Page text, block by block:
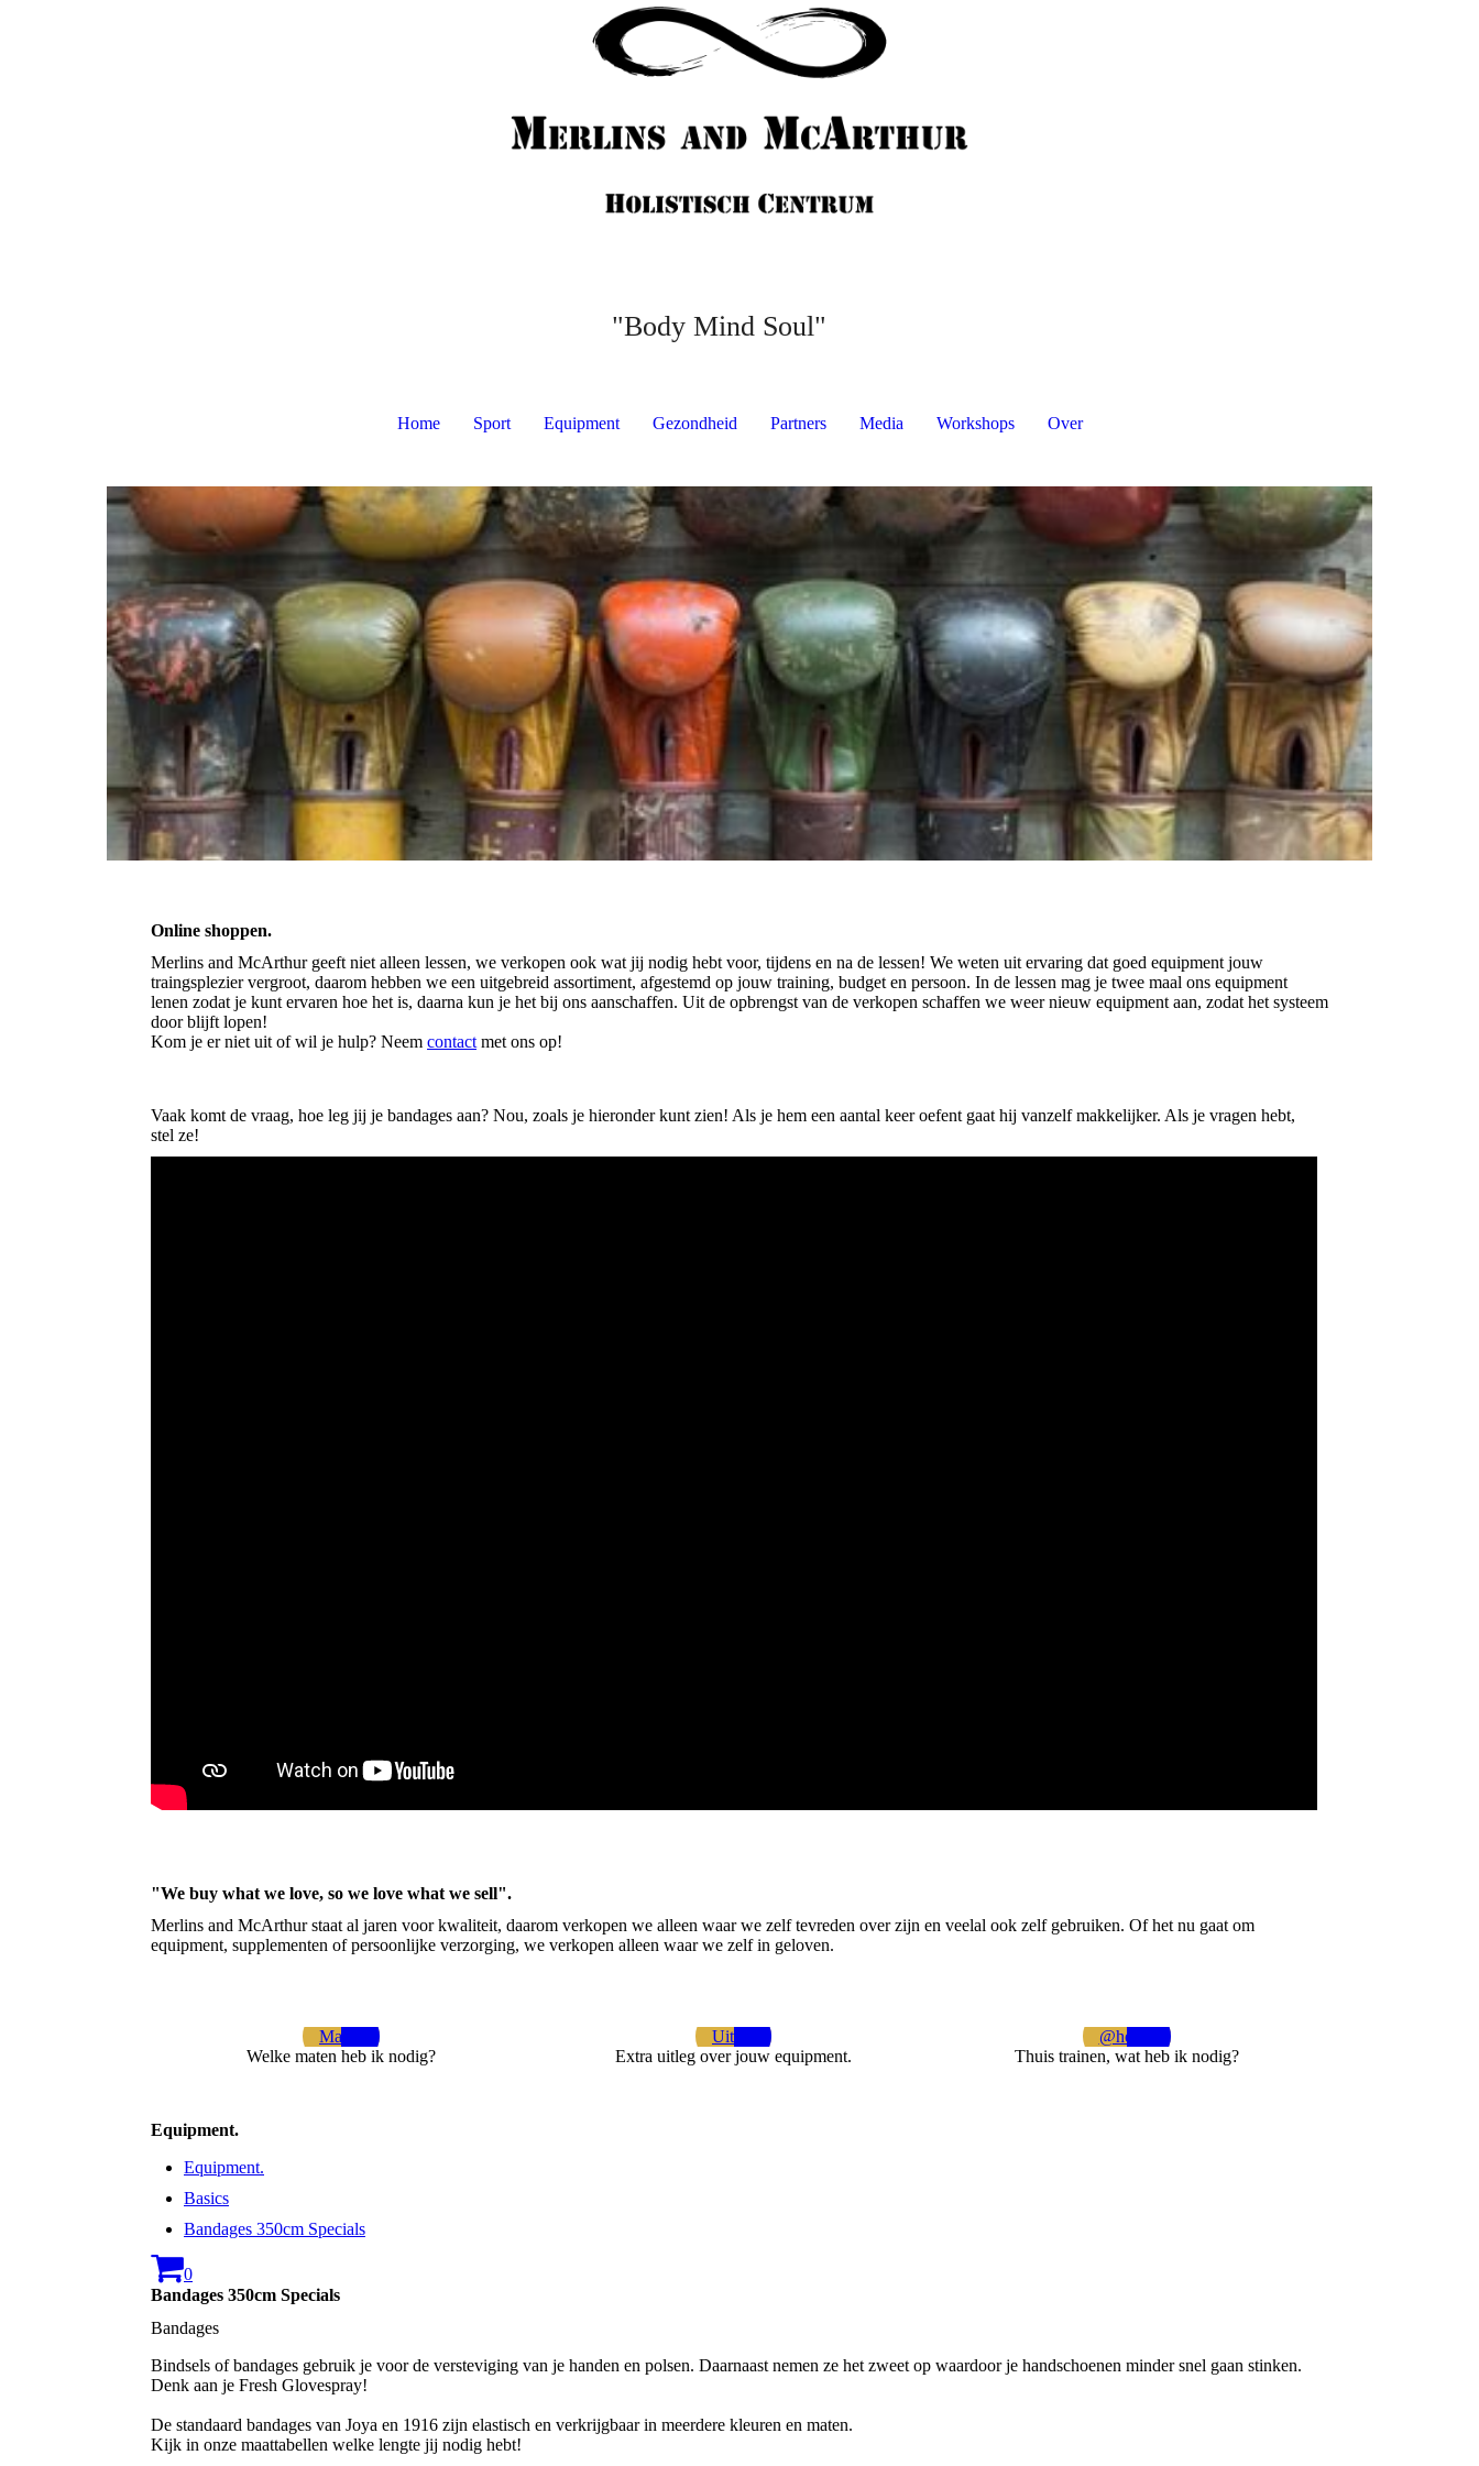
"Body Mind Soul"
Home Sport Equipment Gezondheid Partners Media Workshops Over
Online shoppen.
Merlins and McArthur geeft niet alleen lessen, we verkopen ook wat jij nodig hebt voor, tijdens en na de lessen! We weten uit ervaring dat goed equipment jouw
traingsplezier vergroot, daarom hebben we een uitgebreid assortiment, afgestemd op jouw training, budget en persoon. In de lessen mag je twee maal ons equipment
lenen zodat je kunt ervaren hoe het is, daarna kun je het bij ons aanschaffen. Uit de opbrengst van de verkopen schaffen we weer nieuw equipment aan, zodat het systeem
door blijft lopen!
Kom je er niet uit of wil je hulp? Neem contact met ons op!
Vaak komt de vraag, hoe leg jij je bandages aan? Nou, zoals je hieronder kunt zien! Als je hem een aantal keer oefent gaat hij vanzelf makkelijker. Als je vragen hebt,
stel ze!
"We buy what we love, so we love what we sell".
Merlins and McArthur staat al jaren voor kwaliteit, daarom verkopen we alleen waar we zelf tevreden over zijn en veelal ook zelf gebruiken. Of het nu gaat om
equipment, supplementen of persoonlijke verzorging, we verkopen alleen waar we zelf in geloven.
Maten
Welke maten heb ik nodig?
Uitleg
Extra uitleg over jouw equipment.
@home
Thuis trainen, wat heb ik nodig?
Equipment.
Equipment.
Basics
Bandages 350cm Specials
0
Bandages 350cm Specials
Bandages
Bindsels of bandages gebruik je voor de versteviging van je handen en polsen. Daarnaast nemen ze het zweet op waardoor je handschoenen minder snel gaan stinken.
Denk aan je Fresh Glovespray!
De standaard bandages van Joya en 1916 zijn elastisch en verkrijgbaar in meerdere kleuren en maten.
Kijk in onze maattabellen welke lengte jij nodig hebt!